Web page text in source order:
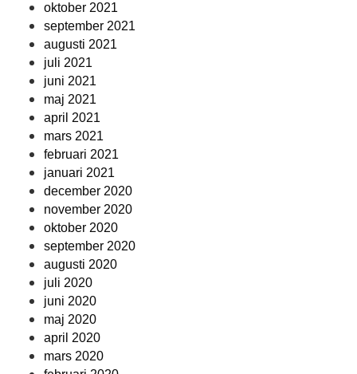
oktober 2021
september 2021
augusti 2021
juli 2021
juni 2021
maj 2021
april 2021
mars 2021
februari 2021
januari 2021
december 2020
november 2020
oktober 2020
september 2020
augusti 2020
juli 2020
juni 2020
maj 2020
april 2020
mars 2020